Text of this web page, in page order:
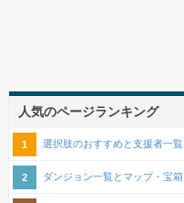
人気のページランキング
選択肢のおすすめと支援者一覧
ダンジョン一覧とマップ・宝箱